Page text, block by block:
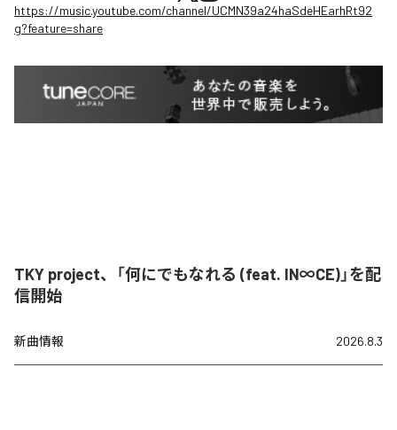
https://music.youtube.com/channel/UCMN39a24haSdeHEarhRt92
g?feature=share
TKY project、「何にでもなれる (feat. IN∞CE)」を配
信開始
新曲情報 2026.8.3